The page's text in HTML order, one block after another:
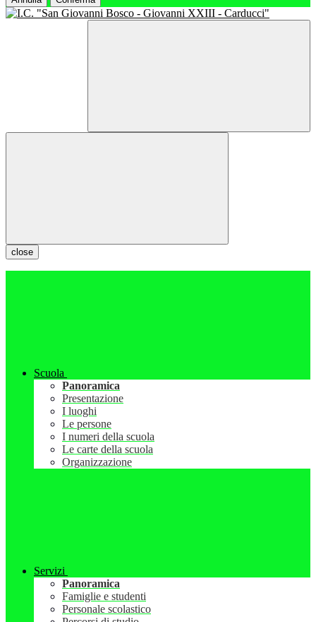
close
Scuola
Panoramica
Presentazione
I luoghi
Le persone
I numeri della scuola
Le carte della scuola
Organizzazione
Servizi
Panoramica
Famiglie e studenti
Personale scolastico